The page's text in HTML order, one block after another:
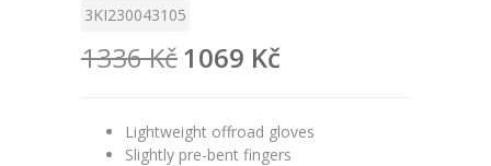
3KI230043105
1336 Kč1069 Kč
Lightweight offroad gloves
Slightly pre-bent fingers